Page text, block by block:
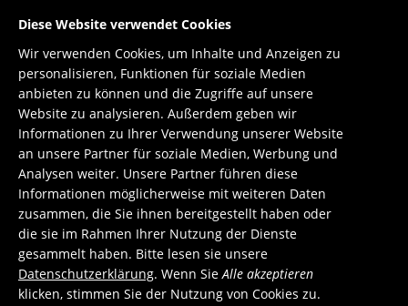
1030 Wien, Österreich
Tel.: +43 699 150 84 588
Support: +43 660 1960 270
E-Mail:office@opti-q.com
Support:support@opti-q.com
Diese Website verwendet Cookies
Wir verwenden Cookies, um Inhalte und Anzeigen zu
personalisieren, Funktionen für soziale Medien
anbieten zu können und die Zugriffe auf unsere
Website zu analysieren. Außerdem geben wir
Informationen zu Ihrer Verwendung unserer Website
an unsere Partner für soziale Medien, Werbung und
Analysen weiter. Unsere Partner führen diese
Informationen möglicherweise mit weiteren Daten
zusammen, die Sie ihnen bereitgestellt haben oder
die sie im Rahmen Ihrer Nutzung der Dienste
gesammelt haben. Bitte lesen sie unsere
Datenschutzerklärung. Wenn SieAlle akzeptieren
klicken, stimmen Sie der Nutzung von Cookies zu.